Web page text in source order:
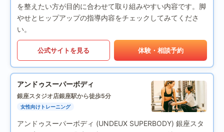
を整えたい方が目的に合わせて取り組みやすい内容です。脚
やせとヒップアップの指導内容をチェックしてみてくださ
い。
公式サイトを見る 体験・相談予約
アンドゥスーパーボディ
銀座スタジオ店銀座駅から徒歩5分
女性向けトレーニング
アンドゥスーパーボディ (UNDEUX SUPERBODY) 銀座スタ